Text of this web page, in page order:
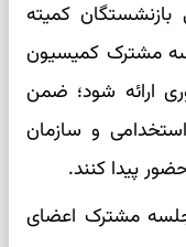
بازنشستگان کمیته
مشترک کمیسیون
ارائه شود؛ ضمن
و سازمان
پیدا کنند.
جلسه مشترک اعضای